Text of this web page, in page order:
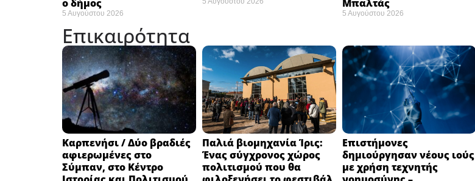
ο δήμος
5 Αυγούστου 2026
Μπαλτάς
5 Αυγούστου 2026
Επικαιρότητα
Καρπενήσι / Δύο βραδιές
αφιερωμένες στο
Σύμπαν, στο Κέντρο
Παλιά βιομηχανία Ίρις:
Ένας σύγχρονος χώρος
πολιτισμού που θα
Επιστήμονες
δημιούργησαν νέους ιούς
με χρήση τεχνητής